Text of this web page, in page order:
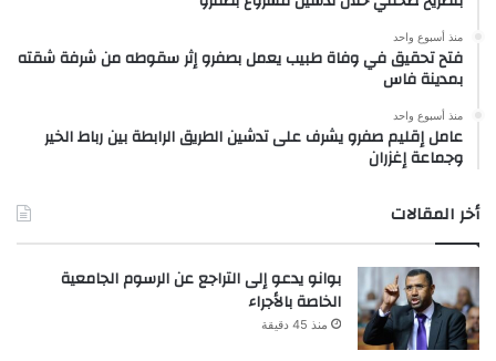
منذ أسبوع واحد
فتح تحقيق في وفاة طبيب يعمل بصفرو إثر سقوطه من شرفة شقته
بمدينة فاس
منذ أسبوع واحد
عامل إقليم صفرو يشرف على تدشين الطريق الرابطة بين رباط الخير
وجماعة إغزران
أخر المقالات
بوانو يدعو إلى التراجع عن الرسوم الجامعية
الخاصة بالأجراء
منذ 45 دقيقة